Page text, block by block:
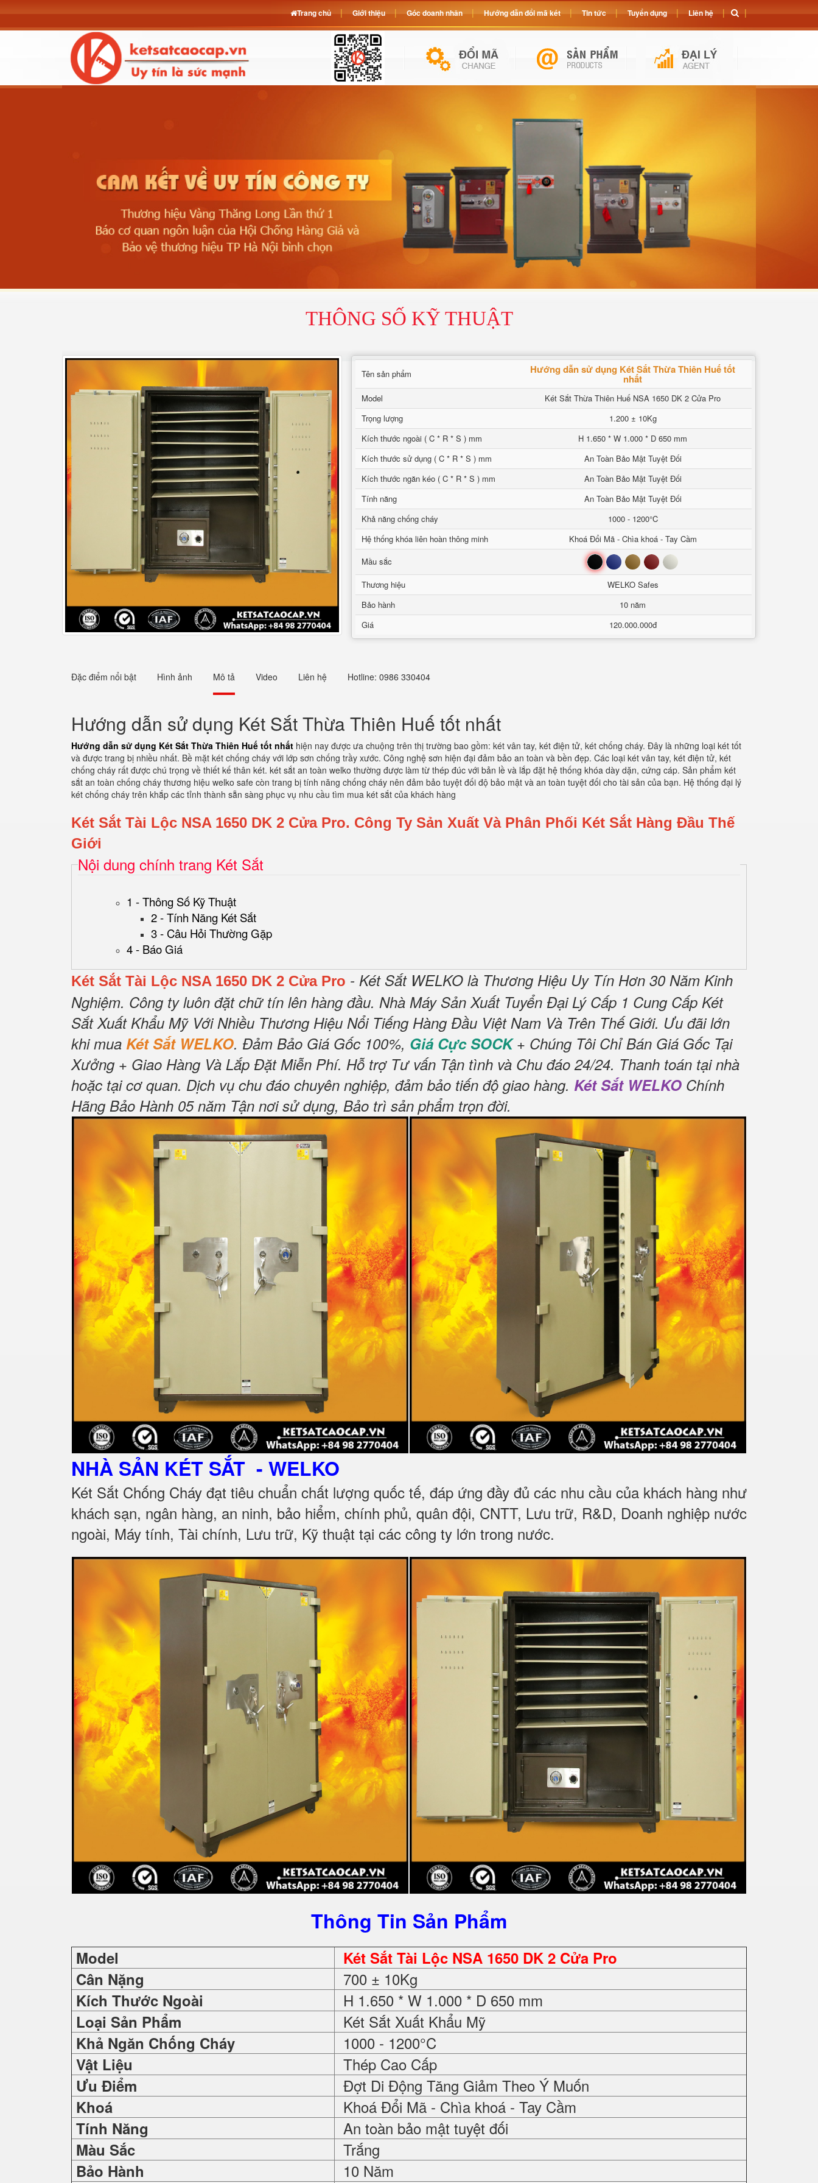
THÔNG SỐ KỸ THUẬT
Tên sản phẩm Hướng dẫn sử dụng Két Sắt Thừa Thiên Huế tốt
nhất
Model
Két Sắt Thừa Thiên Huế NSA 1650 DK 2 Cửa Pro
Trọng lượng
1.200 ± 10Kg
Kích thước ngoài ( C * R * S ) mm
H 1.650 * W 1.000 * D 650 mm
Kích thước sử dụng ( C * R * S ) mm
An Toàn Bảo Mật Tuyệt Đối
Kích thước ngăn kéo ( C * R * S ) mm
An Toàn Bảo Mật Tuyệt Đối
Tính năng
An Toàn Bảo Mật Tuyệt Đối
Khả năng chống cháy
1000 - 1200°C
Hệ thống khóa liên hoàn thông minh
Khoá Đổi Mã - Chìa khoá - Tay Cầm
Mầu sắc
Đen Xanh Nâu Đỏ Trắng
Thương hiệu
WELKO Safes
Bảo hành
10 năm
Giá
120.000.000đ
Đặc điểm nổi bật Hình ảnh Mô tả Video Liên hệ Hotline: 0986 330404
Hướng dẫn sử dụng Két Sắt Thừa Thiên Huế tốt nhất
Hướng dẫn sử dụng Két Sắt Thừa Thiên Huế tốt nhất hiện nay được ưa chuộng trên thị trường bao gồm: két vân tay, két điện tử, két chống cháy. Đây là những loại két tốt
và được trang bị nhiều nhất. Bề mặt két chống cháy với lớp sơn chống trầy xước. Công nghệ sơn hiện đại đảm bảo an toàn và bền đẹp. Các loại két vân tay, két điện tử, két
chống cháy rất được chú trọng về thiết kế thân két. két sắt an toàn welko thường được làm từ thép đúc với bản lề và lắp đặt hệ thống khóa dày dặn, cứng cáp. Sản phẩm két
sắt an toàn chống cháy thương hiệu welko safe còn trang bị tính năng chống cháy nên đảm bảo tuyệt đối độ bảo mật và an toàn tuyệt đối cho tài sản của bạn. Hệ thống đại lý
két chống cháy trên khắp các tỉnh thành sẵn sàng phục vụ nhu cầu tìm mua két sắt của khách hàng
Két Sắt Tài Lộc NSA 1650 DK 2 Cửa Pro. Công Ty Sản Xuất Và Phân Phối Két Sắt Hàng Đầu Thế
Giới
Nội dung chính trang Két Sắt
1 - Thông Số Kỹ Thuật
2 - Tính Năng Két Sắt
3 - Câu Hỏi Thường Gặp
4 - Báo Giá
Két Sắt Tài Lộc NSA 1650 DK 2 Cửa Pro - Két Sắt WELKO là Thương Hiệu Uy Tín Hơn 30 Năm Kinh
Nghiệm. Công ty luôn đặt chữ tín lên hàng đầu. Nhà Máy Sản Xuất Tuyển Đại Lý Cấp 1 Cung Cấp Két
Sắt Xuất Khẩu Mỹ Với Nhiều Thương Hiệu Nổi Tiếng Hàng Đầu Việt Nam Và Trên Thế Giới. Ưu đãi lớn
khi mua Két Sắt WELKO. Đảm Bảo Giá Gốc 100%, Giá Cực SOCK+ Chúng Tôi Chỉ Bán Giá Gốc Tại
Xưởng + Giao Hàng Và Lắp Đặt Miễn Phí. Hỗ trợ Tư vấn Tận tình và Chu đáo 24/24. Thanh toán tại nhà
hoặc tại cơ quan. Dịch vụ chu đáo chuyên nghiệp, đảm bảo tiến độ giao hàng. Két Sắt WELKO Chính
Hãng Bảo Hành 05 năm Tận nơi sử dụng, Bảo trì sản phẩm trọn đời.
NHÀ SẢN KÉT SẮT - WELKO
Két Sắt Chống Cháy đạt tiêu chuẩn chất lượng quốc tế, đáp ứng đầy đủ các nhu cầu của khách hàng như
khách sạn, ngân hàng, an ninh, bảo hiểm, chính phủ, quân đội, CNTT, Lưu trữ, R&D, Doanh nghiệp nước
ngoài, Máy tính, Tài chính, Lưu trữ, Kỹ thuật tại các công ty lớn trong nước.
Thông Tin Sản Phẩm
Model
Két Sắt Tài Lộc NSA 1650 DK 2 Cửa Pro
Cân Nặng
700 ± 10Kg
Kích Thước Ngoài H 1.650 * W 1.000 * D 650 mm
Loại Sản Phẩm Két Sắt Xuất Khẩu Mỹ
Khả Ngăn Chống Cháy 1000 - 1200°C
Vật Liệu Thép Cao Cấp
Ưu Điểm Đợt Di Động Tăng Giảm Theo Ý Muốn
Khoá Khoá Đổi Mã - Chìa khoá - Tay Cầm
Tính Năng An toàn bảo mật tuyệt đối
Màu Sắc Trắng
Bảo Hành 10 Năm
Trang chủ Giới thiệu Góc doanh nhân Hướng dẫn đổi mã két Tin tức Tuyển dụng Liên hệ